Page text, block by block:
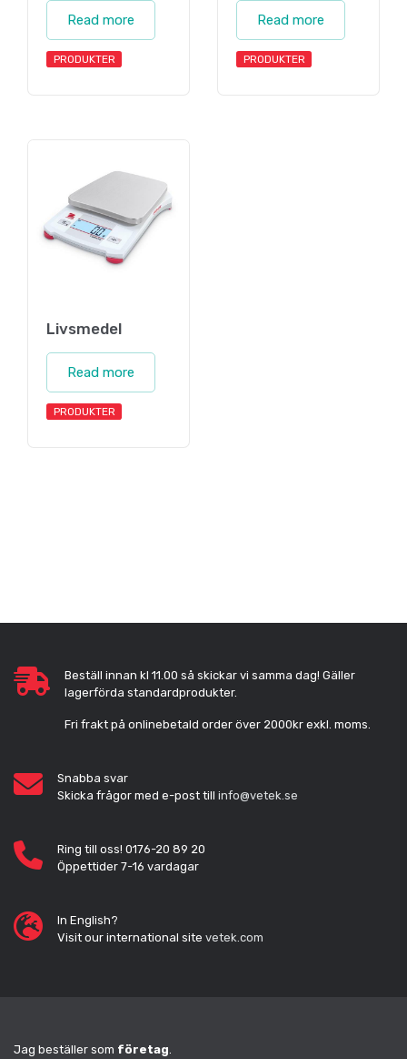
Read more
PRODUKTER
Read more
PRODUKTER
Livsmedel
Read more
PRODUKTER
Beställ innan kl 11.00 så skickar vi samma dag! Gäller
lagerförda standardprodukter.
Fri frakt på onlinebetald order över 2000kr exkl. moms.
Snabba svar
Skicka frågor med e-post till info@vetek.se
Ring till oss! 0176-20 89 20
Öppettider 7-16 vardagar
In English?
Visit our international site vetek.com
Jag beställer som företag.